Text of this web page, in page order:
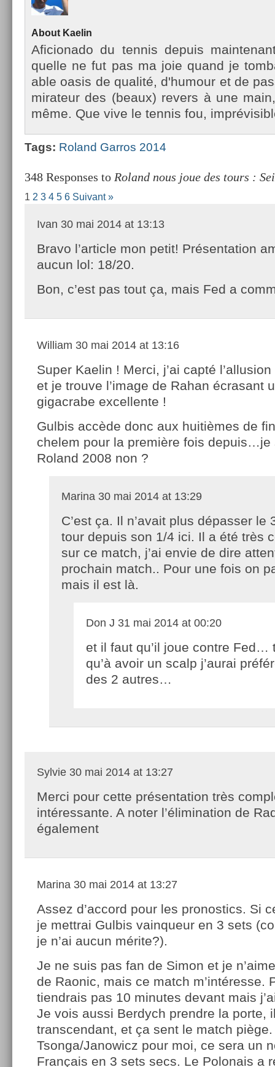
About Kaelin
Aficionado du ten­nis de­puis
quel­le ne fut pas ma joie quand je
able oasis de qualité, d'humour et de
mirateur des (beaux) re­v­ers à une
même. Que vive le ten­nis fou,
Tags: Roland Gar­ros 2014
348 Responses to Roland nous joue des tours :
1 2 3 4 5 6 Suivant »
Ivan 30 mai 2014 at 13:13
Bravo l’article mon petit! Présentation
aucun lol: 18/20.
Bon, c’est pas tout ça, mais Fed a
William 30 mai 2014 at 13:16
Super Kaelin ! Merci, j’ai capté
et je trouve l’image de Rahan écrasant
gigacrabe excellente !
Gulbis accède donc aux huitièmes de
chelem pour la première fois
Roland 2008 non ?
Marina 30 mai 2014 at 13:29
C’est ça. Il n’avait plus dépasser le
tour depuis son 1/4 ici. Il a été très
sur ce match, j’ai envie de dire
prochain match.. Pour une fois on
mais il est là.
Don J 31 mai 2014 at 00:20
et il faut qu’il joue contre Fed…
qu’à avoir un scalp j’aurai
des 2 autres…
Sylvie 30 mai 2014 at 13:27
Merci pour cette présentation très
intéressante. A noter l’élimination de
également
Marina 30 mai 2014 at 13:27
Assez d’accord pour les pronostics. Si
je mettrai Gulbis vainqueur en 3 sets
je n’ai aucun mérite?).
Je ne suis pas fan de Simon et je
de Raonic, mais ce match m’intéresse.
tiendrais pas 10 minutes devant mais
Je vois aussi Berdych prendre la porte,
transcendant, et ça sent le match piège.
Tsonga/Janowicz pour moi, ce sera un
Français en 3 sets secs. Le Polonais a